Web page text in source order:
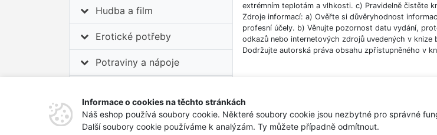
Hudba a film
Erotické potřeby
Potraviny a nápoje
Tipy na dárky
extrémním teplotám a vlhkosti. c) Pravidelně čistěte
Zdroje informací: a) Ověřte si důvěryhodnost
profesní účely. b) Věnujte pozornost datu vydání,
odkazů nebo internetových zdrojů uvedených v
Dodržujte autorská práva obsahu zpřístupněného v
Informace o cookies na těchto stránkách
Náš eshop používá soubory cookie. Některé soubory cookie jsou nezbytné pro správné
Další soubory cookie používáme k analýzám. Ty můžete případně odmítnout.